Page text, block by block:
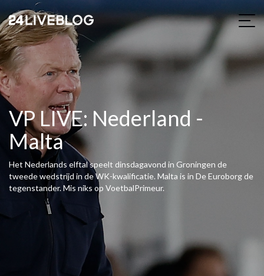
VP LIVE: Nederland -
Malta
Het Nederlands elftal speelt dinsdagavond in Groningen de
tweede wedstrijd in de WK-kwalificatie. Malta is in De Euroborg de
tegenstander. Mis niks op VoetbalPrimeur.